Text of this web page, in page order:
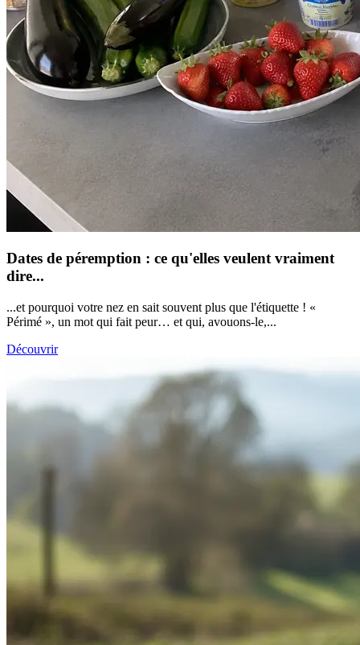
Dates de péremption : ce qu'elles veulent vraiment
dire...
...et pourquoi votre nez en sait souvent plus que l'étiquette ! «
Périmé », un mot qui fait peur… et qui, avouons-le,...
Découvrir